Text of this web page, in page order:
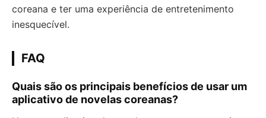
coreana e ter uma experiência de entretenimento
inesquecível.
FAQ
Quais são os principais benefícios de usar um
aplicativo de novelas coreanas?